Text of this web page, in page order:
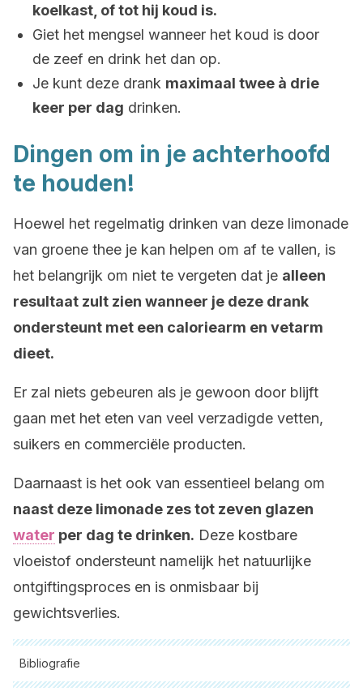
koelkast, of tot hij koud is.
Giet het mengsel wanneer het koud is door
de zeef en drink het dan op.
Je kunt deze drank maximaal twee à drie
keer per dag drinken.
Dingen om in je achterhoofd
te houden!
Hoewel het regelmatig drinken van deze limonade
van groene thee je kan helpen om af te vallen, is
het belangrijk om niet te vergeten dat je alleen
resultaat zult zien wanneer je deze drank
ondersteunt met een caloriearm en vetarm
dieet.
Er zal niets gebeuren als je gewoon door blijft
gaan met het eten van veel verzadigde vetten,
suikers en commerciële producten.
Daarnaast is het ook van essentieel belang om
naast deze limonade zes tot zeven glazen
water per dag te drinken. Deze kostbare
vloeistof ondersteunt namelijk het natuurlijke
ontgiftingsproces en is onmisbaar bij
gewichtsverlies.
Bibliografie
Alle aangehaalde bronnen zijn grondig gecontroleerd door